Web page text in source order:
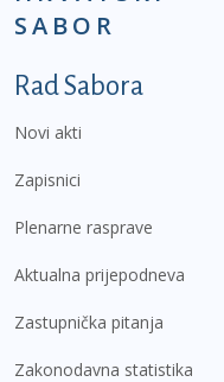
SABOR
Podnožje prvi
Rad Sabora
Novi akti
Zapisnici
Plenarne rasprave
Aktualna prijepodneva
Zastupnička pitanja
Zakonodavna statistika